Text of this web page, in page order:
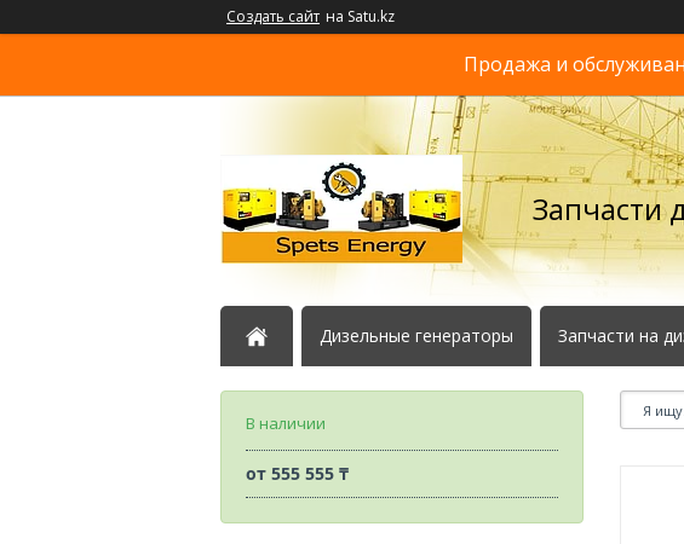
Создать сайт на Satu.kz
Продажа и
Запчасти
Дизельные генераторы Запчасти на
В наличии
от 555 555 ₸